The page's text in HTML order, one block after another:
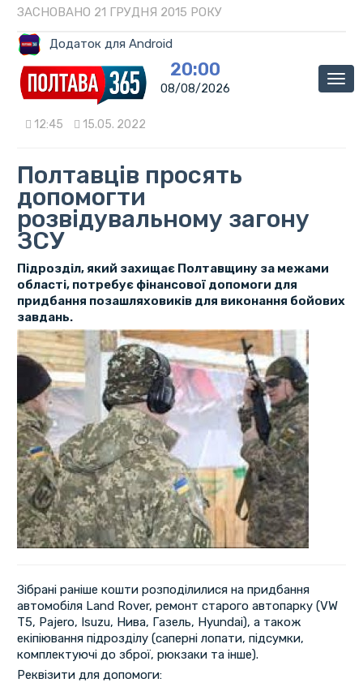
ЗАСНОВАНО 21 ГРУДНЯ 2015 РОКУ
Додаток для Android
20:00
08/08/2026
12:45 15.05. 2022
Полтавців просять
допомогти
розвідувальному загону
ЗСУ
Підрозділ, який захищає Полтавщину за межами
області, потребує фінансової допомоги для
придбання позашляховиків для виконання бойових
завдань.
Зібрані раніше кошти розподілилися на придбання
автомобіля Land Rover, ремонт старого автопарку (VW
T5, Pajero, Isuzu, Нива, Газель, Hyundai), а також
екіпіювання підрозділу (саперні лопати, підсумки,
комплектуючі до зброї, рюкзаки та інше).
Реквізити для допомоги: